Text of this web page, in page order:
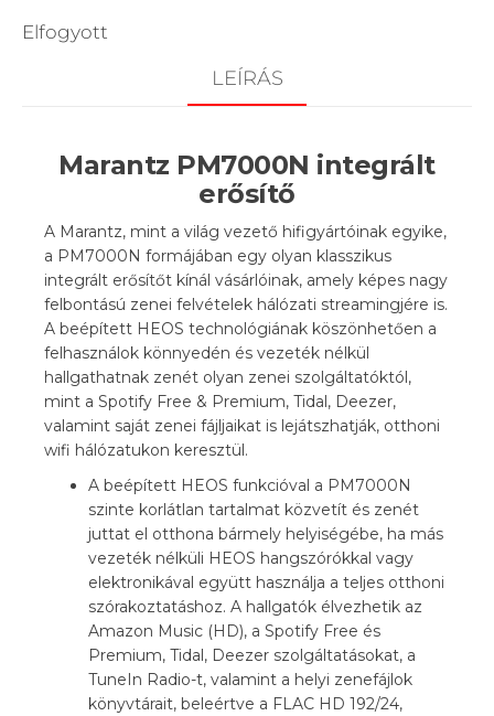
Elfogyott
LEÍRÁS
Marantz PM7000N integrált
erősítő
A Marantz, mint a világ vezető hifigyártóinak egyike,
a PM7000N formájában egy olyan klasszikus
integrált erősítőt kínál vásárlóinak, amely képes nagy
felbontású zenei felvételek hálózati streamingjére is.
A beépített HEOS technológiának köszönhetően a
felhasználok könnyedén és vezeték nélkül
hallgathatnak zenét olyan zenei szolgáltatóktól,
mint a Spotify Free & Premium, Tidal, Deezer,
valamint saját zenei fájljaikat is lejátszhatják, otthoni
wifi hálózatukon keresztül.
A beépített HEOS funkcióval a PM7000N
szinte korlátlan tartalmat közvetít és zenét
juttat el otthona bármely helyiségébe, ha más
vezeték nélküli HEOS hangszórókkal vagy
elektronikával együtt használja a teljes otthoni
szórakoztatáshoz. A hallgatók élvezhetik az
Amazon Music (HD), a Spotify Free és
Premium, Tidal, Deezer szolgáltatásokat, a
TuneIn Radio-t, valamint a helyi zenefájlok
könyvtárait, beleértve a FLAC HD 192/24,